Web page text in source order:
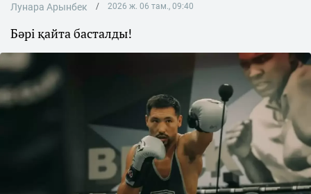
Лунара Арынбек 2026 ж. 06 там., 09:40
Бәрі қайта басталды!